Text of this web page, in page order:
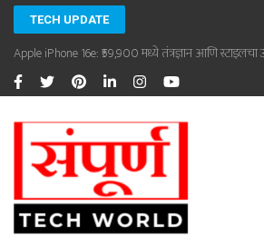
Skip
content
(Press
Enter)
TECH UPDATE
Apple iPhone 16e: ₹59,900 मध्ये तंत्रज्ञान आणि स्टाइलचा
Sampoorna Techworld